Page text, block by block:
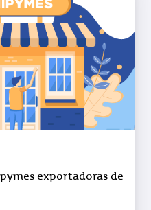
exportadoras de